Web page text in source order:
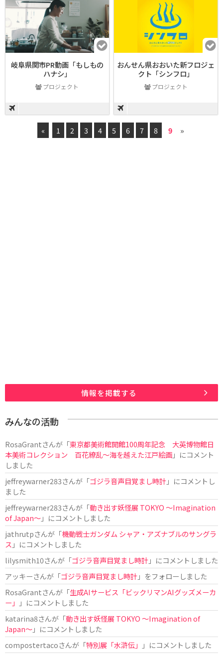
岐阜県関市PR動画「もしもの
ハナシ」
プロジェクト
おんせん県おおいた新フロジェ
クト「シンフロ」
プロジェクト
« 1 2 3 4 5 6 7 8 9 »
情報を掲載する
みんなの活動
RosaGrantさんが「東京都美術館開館100周年記念 大英博物館日
本美術コレクション 百花繚乱～海を越えた江戸絵画」にコメント
しました
jeffreywarner283さんが「ゴジラ音声目覚まし時計」にコメントし
ました
jeffreywarner283さんが「動き出す妖怪展 TOKYO 〜Imagination
of Japan〜」にコメントしました
jathrutpさんが「機動戦士ガンダム シャア・アズナブルのサングラ
ス 」にコメントしました
lilysmith10さんが「ゴジラ音声目覚まし時計」にコメントしました
アッキーさんが「ゴジラ音声目覚まし時計」をフォローしました
RosaGrantさんが「生成AIサービス「ビックリマンAIグッズメーカ
ー」
」にコメントしました
katarina8さんが「動き出す妖怪展 TOKYO 〜Imagination of
Japan〜」にコメントしました
compostertacoさんが「特別展「水滸伝」
」にコメントしました